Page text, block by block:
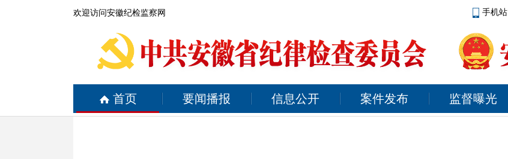
欢迎访问安徽纪检监察网 手机站
首页 要闻播报 信息公开 案件发布 监督曝光